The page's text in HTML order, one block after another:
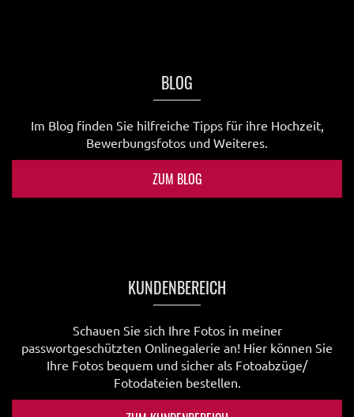
BLOG
Im Blog finden Sie hilfreiche Tipps für ihre Hochzeit,
Bewerbungsfotos und Weiteres.
ZUM BLOG
KUNDENBEREICH
Schauen Sie sich Ihre Fotos in meiner
passwortgeschützten Onlinegalerie an! Hier können Sie
Ihre Fotos bequem und sicher als Fotoabzüge/
Fotodateien bestellen.